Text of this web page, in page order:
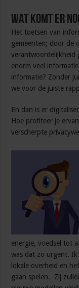
Wat komt er
Het toetsen van
gemeenten; door de
verantwoordelijkheid
enorm veel
informatie? Zonder
we voor de juiste
En dan is er
Hoe profiteer je
verscherpte
energie, voedsel tot
was dat zo urgent.
lokale overheid en
gaan spelen. Zij